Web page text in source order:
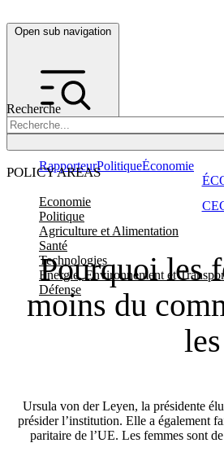
Open sub navigation
Recherche
POLICY AREAS
Economie
Politique
Agriculture et Alimentation
Santé
Technologies
Energie, Environnement et
Défense
RapporteurPolitiqueÉconomie
Pourquoi les
moins du
Ursula von der Leyen, la présidente
présider l’institution. Elle a également
paritaire de l’UE. Les femmes sont